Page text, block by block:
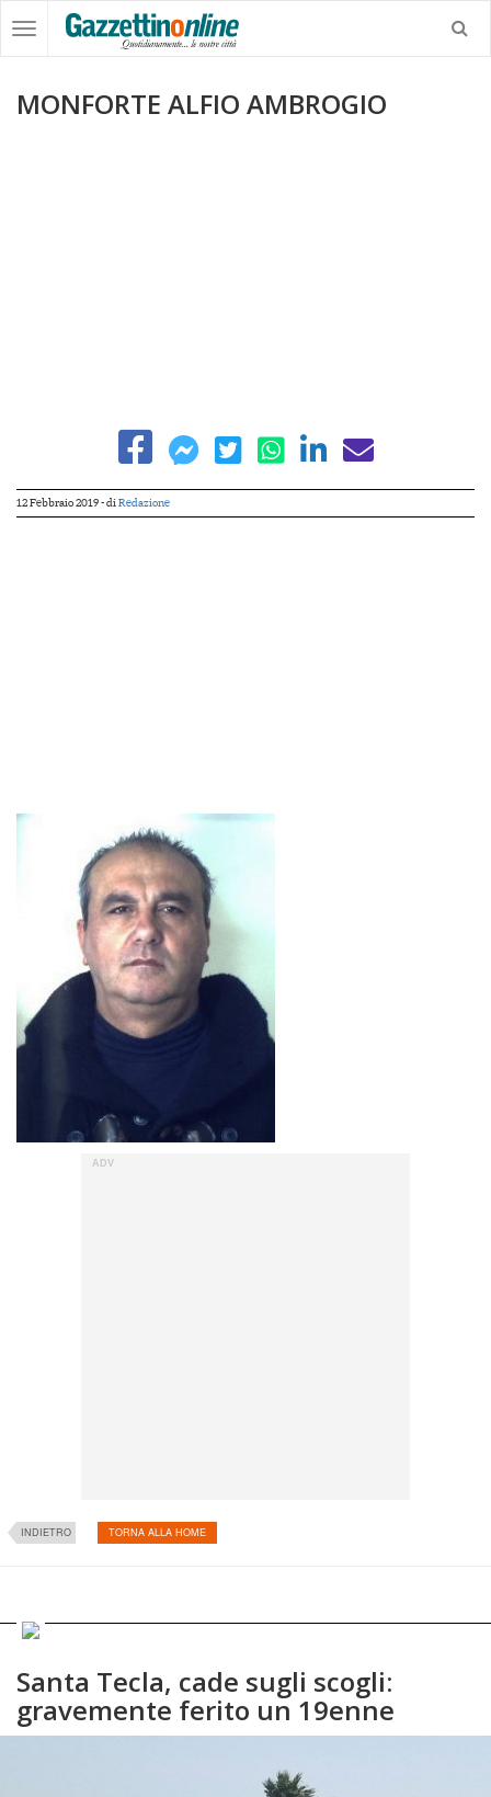
MONFORTE ALFIO AMBROGIO
12 Febbraio 2019- di Redazione
INDIETRO TORNA ALLA HOME
Santa Tecla, cade sugli scogli:
gravemente ferito un 19enne